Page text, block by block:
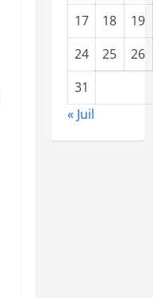
17
18
19
24
25
26
31
« Juil